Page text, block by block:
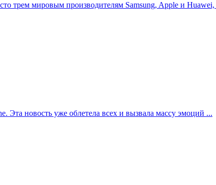
трем мировым производителям Samsung, Apple и
Эта новость уже облетела всех и вызвала массу эмоций ...